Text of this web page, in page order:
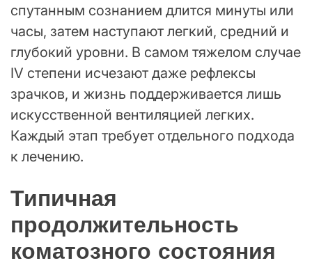
спутанным сознанием длится минуты или
часы, затем наступают легкий, средний и
глубокий уровни. В самом тяжелом случае
IV степени исчезают даже рефлексы
зрачков, и жизнь поддерживается лишь
искусственной вентиляцией легких.
Каждый этап требует отдельного подхода
к лечению.
Типичная
продолжительность
коматозного состояния